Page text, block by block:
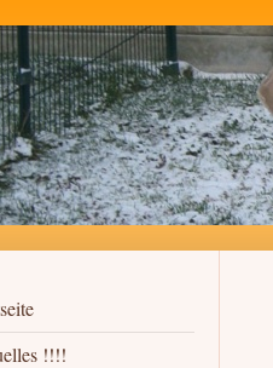
!!!!